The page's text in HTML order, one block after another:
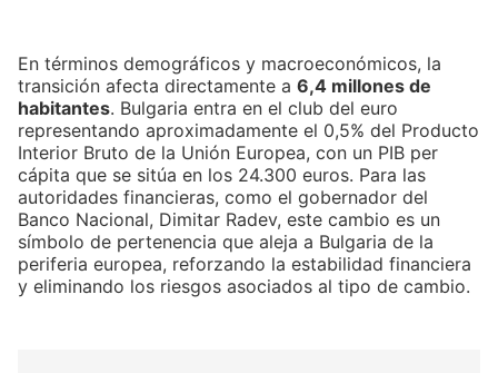
En términos demográficos y macroeconómicos, la
transición afecta directamente a 6,4 millones de
habitantes. Bulgaria entra en el club del euro
representando aproximadamente el 0,5% del Producto
Interior Bruto de la Unión Europea, con un PIB per
cápita que se sitúa en los 24.300 euros. Para las
autoridades financieras, como el gobernador del
Banco Nacional, Dimitar Radev, este cambio es un
símbolo de pertenencia que aleja a Bulgaria de la
periferia europea, reforzando la estabilidad financiera
y eliminando los riesgos asociados al tipo de cambio.